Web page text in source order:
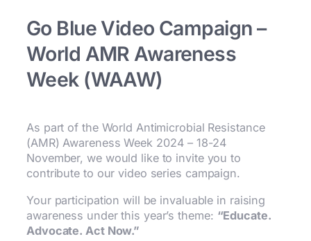
Go Blue Video Campaign –
World AMR Awareness
Week (WAAW)
As part of the World Antimicrobial Resistance
(AMR) Awareness Week 2024 – 18-24
November, we would like to invite you to
contribute to our video series campaign.
Your participation will be invaluable in raising
awareness under this year’s theme: “Educate.
Advocate. Act Now.”